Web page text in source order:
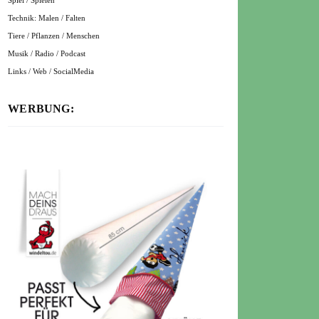
Technik: Malen / Falten
Tiere / Pflanzen / Menschen
Musik / Radio / Podcast
Links / Web / SocialMedia
WERBUNG: